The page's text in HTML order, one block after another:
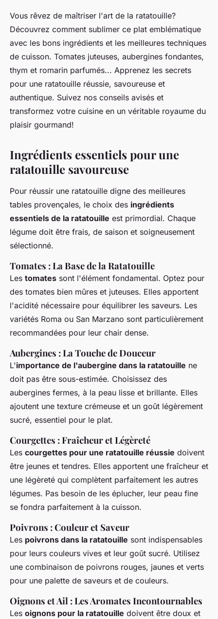
Vous rêvez de maîtriser l'art de la ratatouille?
Découvrez comment sublimer ce plat emblématique
avec les bons ingrédients et les meilleures techniques
de cuisson. Tomates juteuses, aubergines fondantes,
thym et romarin parfumés... Apprenez les secrets
pour une ratatouille réussie, savoureuse et
authentique. Suivez nos conseils avisés et
transformez votre cuisine en un véritable royaume du
plaisir gourmand!
Ingrédients essentiels pour une
ratatouille savoureuse
Pour réussir une ratatouille digne des meilleures
tables provençales, le choix des ingrédients
essentiels de la ratatouille est primordial. Chaque
légume doit être frais, de saison et soigneusement
sélectionné.
Tomates : La Base de la Ratatouille
Les tomates sont l'élément fondamental. Optez pour
des tomates bien mûres et juteuses. Elles apportent
l'acidité nécessaire pour équilibrer les saveurs. Les
variétés Roma ou San Marzano sont particulièrement
recommandées pour leur chair dense.
Aubergines : La Touche de Douceur
L'importance de l'aubergine dans la ratatouille ne
doit pas être sous-estimée. Choisissez des
aubergines fermes, à la peau lisse et brillante. Elles
ajoutent une texture crémeuse et un goût légèrement
sucré, essentiel pour le plat.
Courgettes : Fraîcheur et Légèreté
Les courgettes pour une ratatouille réussie doivent
être jeunes et tendres. Elles apportent une fraîcheur et
une légèreté qui complètent parfaitement les autres
légumes. Pas besoin de les éplucher, leur peau fine
se fondra parfaitement à la cuisson.
Poivrons : Couleur et Saveur
Les poivrons dans la ratatouille sont indispensables
pour leurs couleurs vives et leur goût sucré. Utilisez
une combinaison de poivrons rouges, jaunes et verts
pour une palette de saveurs et de couleurs.
Oignons et Ail : Les Aromates Incontournables
Les oignons pour la ratatouille doivent être doux et